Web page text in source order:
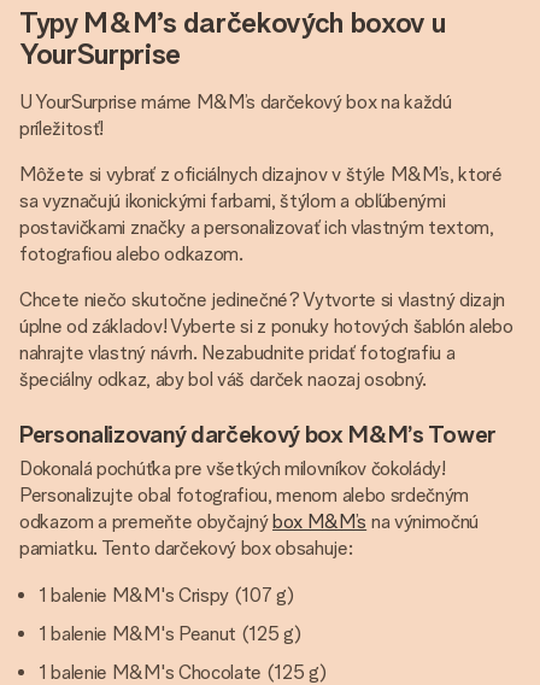
Typy M&M’s darčekových boxov u
YourSurprise
U YourSurprise máme M&M’s darčekový box na každú
príležitosť!
Môžete si vybrať z oficiálnych dizajnov v štýle M&M’s, ktoré
sa vyznačujú ikonickými farbami, štýlom a obľúbenými
postavičkami značky a personalizovať ich vlastným textom,
fotografiou alebo odkazom.
Chcete niečo skutočne jedinečné? Vytvorte si vlastný dizajn
úplne od základov! Vyberte si z ponuky hotových šablón alebo
nahrajte vlastný návrh. Nezabudnite pridať fotografiu a
špeciálny odkaz, aby bol váš darček naozaj osobný.
Personalizovaný darčekový box M&M’s Tower
Dokonalá pochúťka pre všetkých milovníkov čokolády!
Personalizujte obal fotografiou, menom alebo srdečným
odkazom a premeňte obyčajnýbox M&M’s na výnimočnú
pamiatku. Tento darčekový box obsahuje:
1 balenie M&M's Crispy (107 g)
1 balenie M&M's Peanut (125 g)
1 balenie M&M's Chocolate (125 g)